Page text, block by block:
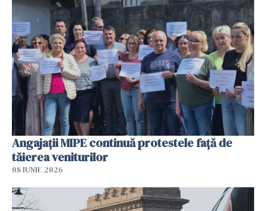
Angajaţii MIPE continuă protestele faţă de
tăierea veniturilor
08 IUNIE 2026